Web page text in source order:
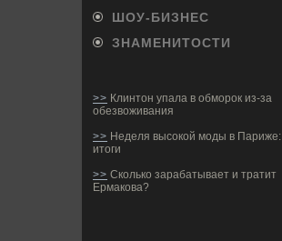
ШОУ-БИ­ЗНЕС
ЗНАМЕНИТОСТИ
>> Клинтон упала в обморок из-за
обезвоживания
>> Неделя высокой моды в Париже:
итоги
>> Сколько зарабатывает и тратит
Ермакова?